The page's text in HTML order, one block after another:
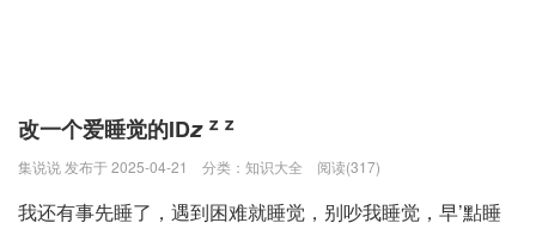
改一个爱睡觉的ID𝙯 ᙆ ᙆ
集说说 发布于 2025-04-21 分类： 知识大全 阅读(317)
我还有事先睡了，遇到困难就睡觉，别吵我睡觉，早’點睡